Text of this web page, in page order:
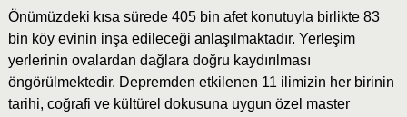
Önümüzdeki kısa sürede 405 bin afet konutuyla birlikte 83
bin köy evinin inşa edileceği anlaşılmaktadır. Yerleşim
yerlerinin ovalardan dağlara doğru kaydırılması
öngörülmektedir. Depremden etkilenen 11 ilimizin her birinin
tarihi, coğrafi ve kültürel dokusuna uygun özel master